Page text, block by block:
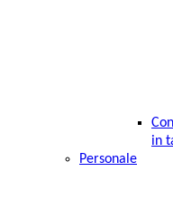
in
Personale